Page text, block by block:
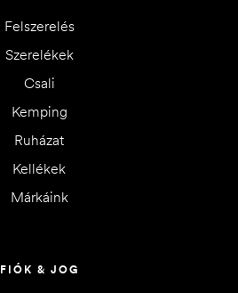
Felszerelés
Szerelékek
Csali
Kemping
Ruházat
Kellékek
Márkáink
FIÓK & JOG